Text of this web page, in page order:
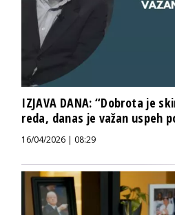
IZJAVA DANA: “Dobrota je
reda, danas je važan uspeh
16/04/2026 | 08:29